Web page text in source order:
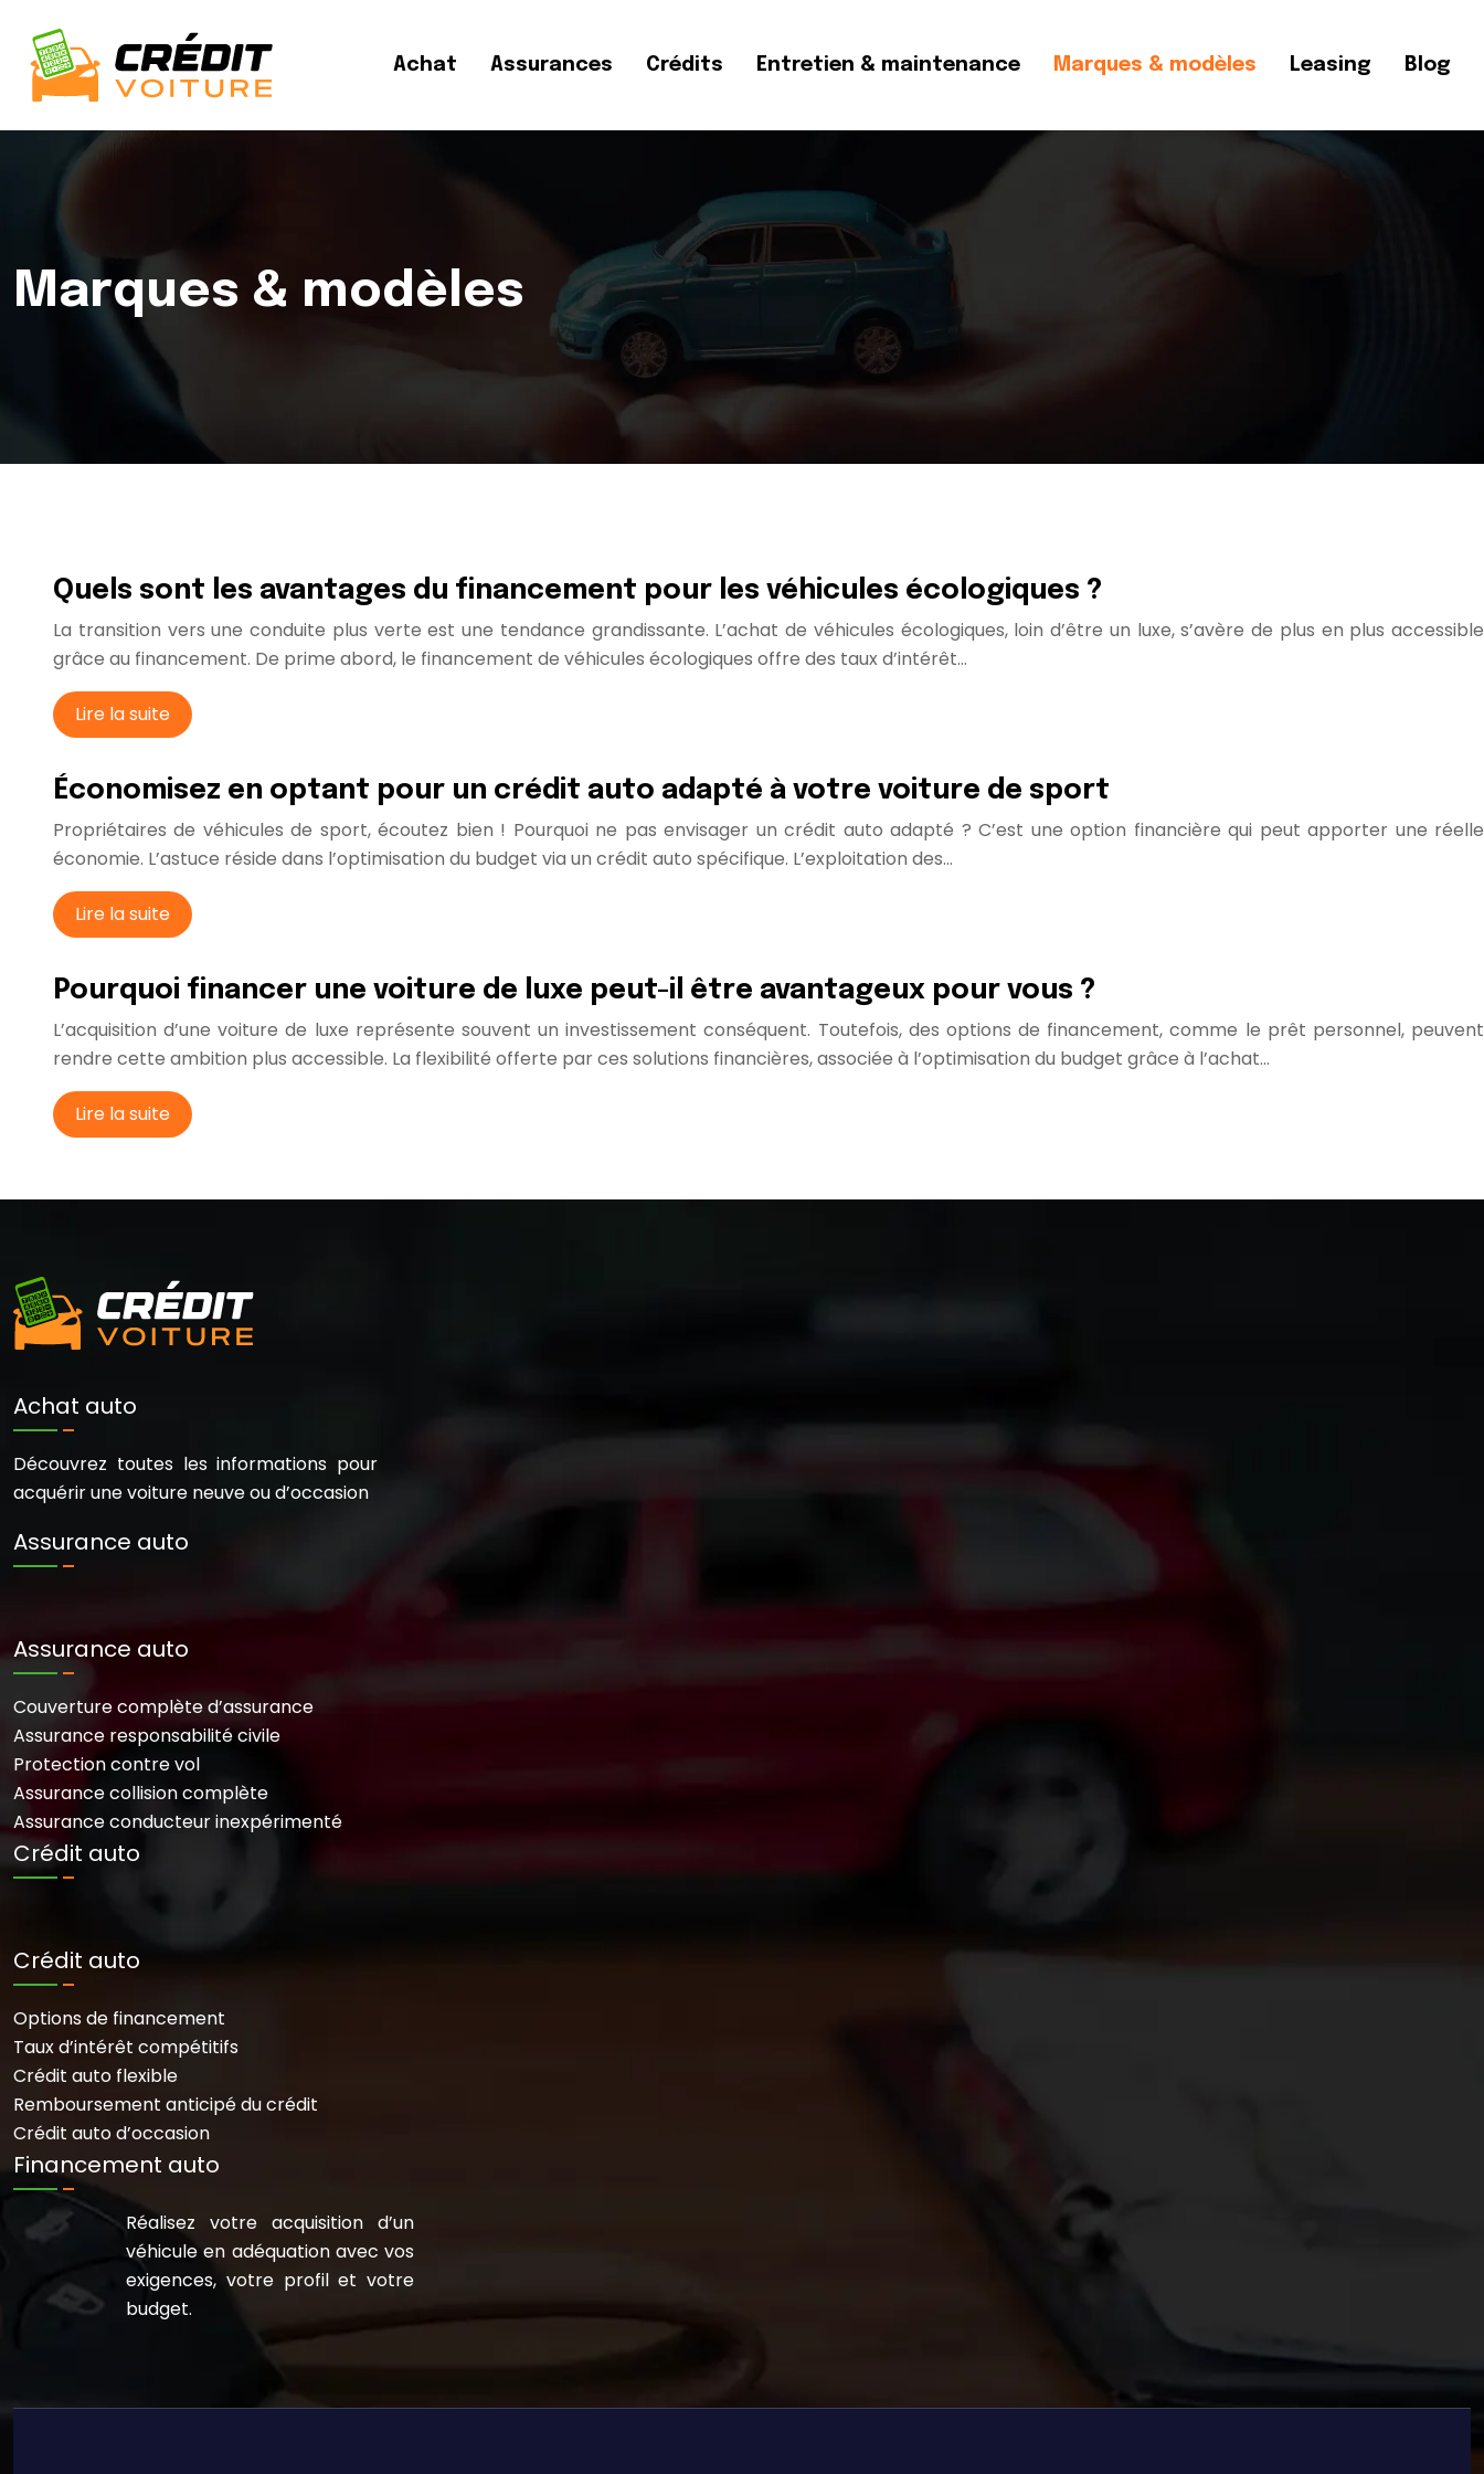
Achat Assurances Crédits Entretien & maintenance Marques & modèles Leasing Blog
Marques & modèles
Quels sont les avantages du financement pour les véhicules écologiques ?
La transition vers une conduite plus verte est une tendance grandissante. L’achat de véhicules écologiques, loin d’être un luxe, s’avère de plus en plus accessible
grâce au financement. De prime abord, le financement de véhicules écologiques offre des taux d’intérêt…
Lire la suite
Économisez en optant pour un crédit auto adapté à votre voiture de sport
Propriétaires de véhicules de sport, écoutez bien ! Pourquoi ne pas envisager un crédit auto adapté ? C’est une option financière qui peut apporter une réelle
économie. L’astuce réside dans l’optimisation du budget via un crédit auto spécifique. L’exploitation des…
Lire la suite
Pourquoi financer une voiture de luxe peut-il être avantageux pour vous ?
L’acquisition d’une voiture de luxe représente souvent un investissement conséquent. Toutefois, des options de financement, comme le prêt personnel, peuvent
rendre cette ambition plus accessible. La flexibilité offerte par ces solutions financières, associée à l’optimisation du budget grâce à l’achat…
Lire la suite
Achat auto
Découvrez toutes les informations pour
acquérir une voiture neuve ou d’occasion
Assurance auto
Assurance auto
Couverture complète d’assurance
Assurance responsabilité civile
Protection contre vol
Assurance collision complète
Assurance conducteur inexpérimenté
Crédit auto
Crédit auto
Options de financement
Taux d’intérêt compétitifs
Crédit auto flexible
Remboursement anticipé du crédit
Crédit auto d’occasion
Financement auto
Réalisez votre acquisition d’un
véhicule en adéquation avec vos
exigences, votre profil et votre
budget.